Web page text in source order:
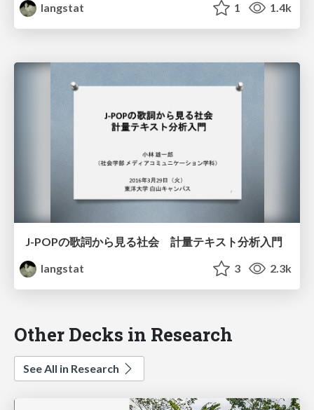
langstat
1 1.4k
J-POPの歌詞から見る社会 計量テキスト分析入門
langstat
3 2.3k
Other Decks in Research
See All in Research